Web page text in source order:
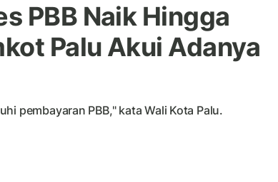
PBB Naik Hingga
Palu Akui Adanya
pembayaran PBB," kata Wali Kota Palu.